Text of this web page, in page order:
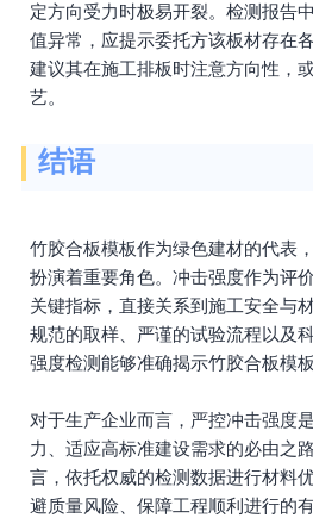
定方向受力时极易开裂。检测报告
值异常，应提示委托方该板材存在
建议其在施工排板时注意方向性，
艺。
结语
竹胶合板模板作为绿色建材的代表
扮演着重要角色。冲击强度作为评
关键指标，直接关系到施工安全与
规范的取样、严谨的试验流程以及
强度检测能够准确揭示竹胶合板模
对于生产企业而言，严控冲击强度
力、适应高标准建设需求的必由之
言，依托权威的检测数据进行材料
避质量风险、保障工程顺利进行的